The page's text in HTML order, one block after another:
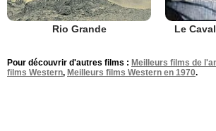
Rio Grande Le
Pour découvrir d'autres films : Meilleurs films de
films Western, Meilleurs films Western en 1970.